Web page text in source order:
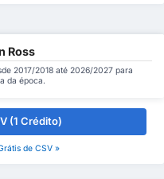
Ross
2017/2018 até 2026/2027 para
da época.
(1 Crédito)
de CSV »